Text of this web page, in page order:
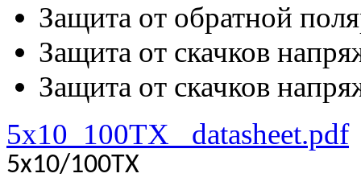
Защита от обратной
Защита от скачков
Защита от скачков
5x10_100TX _datasheet.pdf
5x10/100TX